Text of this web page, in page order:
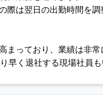
は翌日の出勤時間を調
っており、業績は非常
く退社する現場社員